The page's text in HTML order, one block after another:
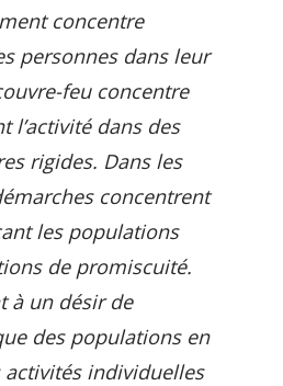
concentre
personnes dans leur
feu concentre
l’activité dans des
rigides. Dans les
concentrent
les populations
de promiscuité.
à un désir de
des populations en
individuelles